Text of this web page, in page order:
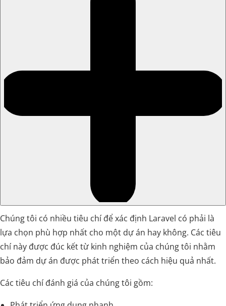
Chúng tôi có nhiều tiêu chí để xác định Laravel có phải là
lựa chọn phù hợp nhất cho một dự án hay không. Các tiêu
chí này được đúc kết từ kinh nghiệm của chúng tôi nhằm
bảo đảm dự án được phát triển theo cách hiệu quả nhất.
Các tiêu chí đánh giá của chúng tôi gồm: